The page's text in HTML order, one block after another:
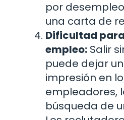
por
una carta de
Dificultad
empleo: Salir
puede dejar
impresión en
empleadores,
búsqueda de